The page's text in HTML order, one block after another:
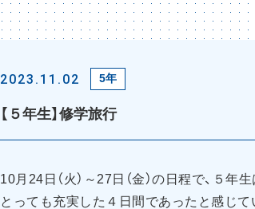
2023.11.02 5年
【５年生】修学旅行
10月24日（火）～27日（金）の日程で、５
とっても充実した４日間であったと感じて